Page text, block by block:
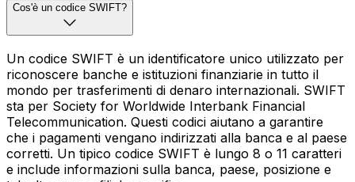
Cos'è un codice SWIFT?
Un codice SWIFT è un identificatore unico utilizzato per
riconoscere banche e istituzioni finanziarie in tutto il
mondo per trasferimenti di denaro internazionali. SWIFT
sta per Society for Worldwide Interbank Financial
Telecommunication. Questi codici aiutano a garantire
che i pagamenti vengano indirizzati alla banca e al paese
corretti. Un tipico codice SWIFT è lungo 8 o 11 caratteri
e include informazioni sulla banca, paese, posizione e